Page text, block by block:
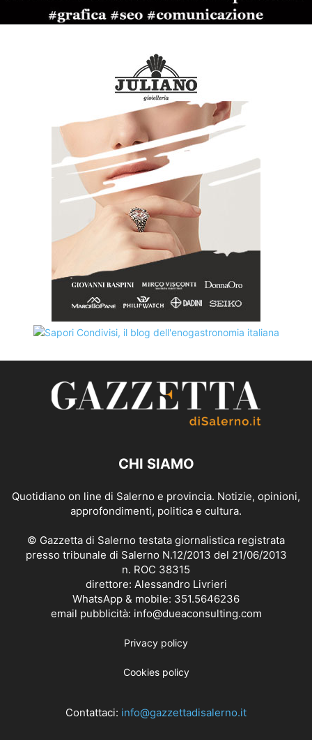
CHI SIAMO
Quotidiano on line di Salerno e provincia. Notizie, opinioni,
approfondimenti, politica e cultura.
© Gazzetta di Salerno testata giornalistica registrata
presso tribunale di Salerno N.12/2013 del 21/06/2013
n. ROC 38315
direttore: Alessandro Livrieri
WhatsApp & mobile: 351.5646236
email pubblicità: info@dueaconsulting.com
Privacy policy
Cookies policy
Contattaci: info@gazzettadisalerno.it